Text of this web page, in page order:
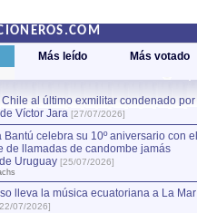
Más leído Más votado
al último exmilitar condenado por
Víctor Jara [27/07/2026]
Bantú celebra su 10º aniversario con el
de llamadas de candombe jamás
Uruguay [25/07/2026]
lleva la música ecuatoriana a La Mar
07/2026]